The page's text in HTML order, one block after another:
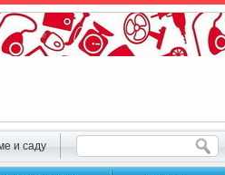
и саду